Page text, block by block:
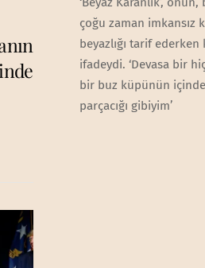
çoğu zaman imkansız
beyazlığı tarif ederken
ifadeydi. ‘Devasa bir
bir buz küpünün
parçacığı gibiyim’